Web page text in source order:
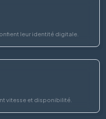
leur identité digitale.
vitesse et disponibilité.